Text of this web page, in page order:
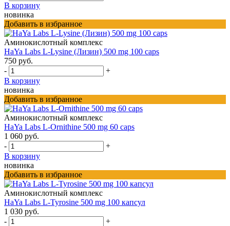
В корзину
новинка
Добавить в избранное
Аминокислотный комплекс
HaYa Labs L-Lysine (Лизин) 500 mg 100 caps
750 руб.
-
+
В корзину
новинка
Добавить в избранное
Аминокислотный комплекс
HaYa Labs L-Ornithine 500 mg 60 caps
1 060 руб.
-
+
В корзину
новинка
Добавить в избранное
Аминокислотный комплекс
HaYa Labs L-Tyrosine 500 mg 100 капсул
1 030 руб.
-
+